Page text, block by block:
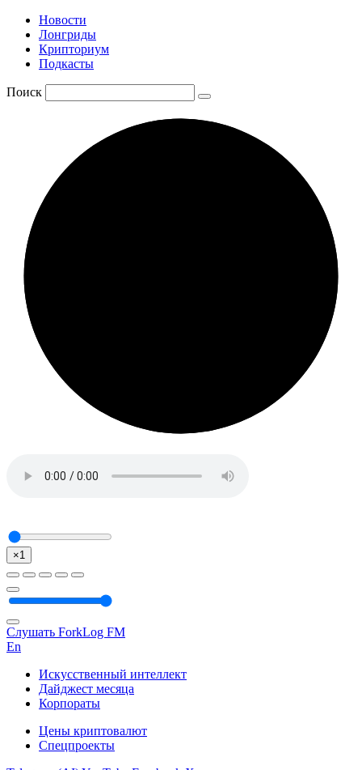
Новости
Лонгриды
Крипториум
Подкасты
Поиск
×1
Слушать ForkLog FM
En
Искусственный интеллект
Дайджест месяца
Корпораты
Цены криптовалют
Спецпроекты